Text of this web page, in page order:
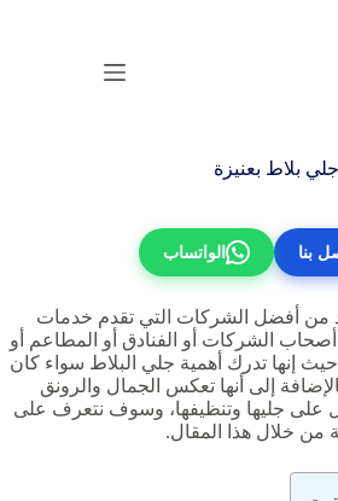
بلاط بعنيزة
بنا الواتساب
من أفضل الشركات التي تقدم خدمات
أصحاب الشركات أو الفنادق أو المطاعم أو
إنها تدرك أهمية جلي البلاط سواء كان
إلى أنها تعكس الجمال والرونق
على جليها وتنظيفها، وسوف نتعرف على
من خلال هذا المقال.